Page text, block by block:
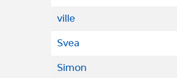
ville
Svea
Simon